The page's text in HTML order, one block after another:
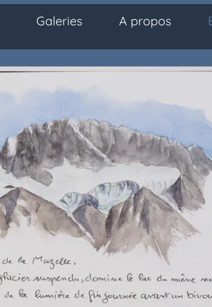
Galeries A propos